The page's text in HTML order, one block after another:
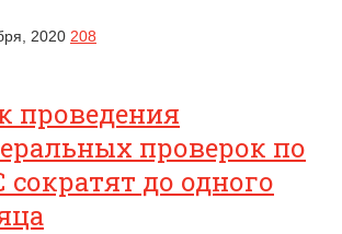
2020 208
проведения
проверок по
до одного